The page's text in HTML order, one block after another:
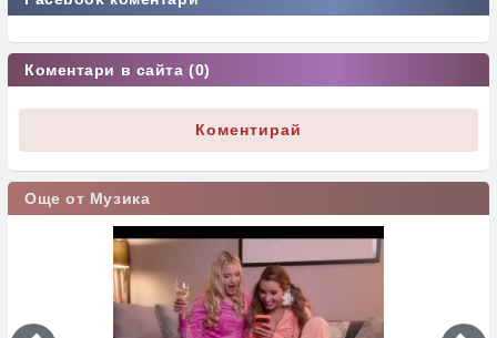
Коментари в сайта (0)
Коментирай
Още от Музика